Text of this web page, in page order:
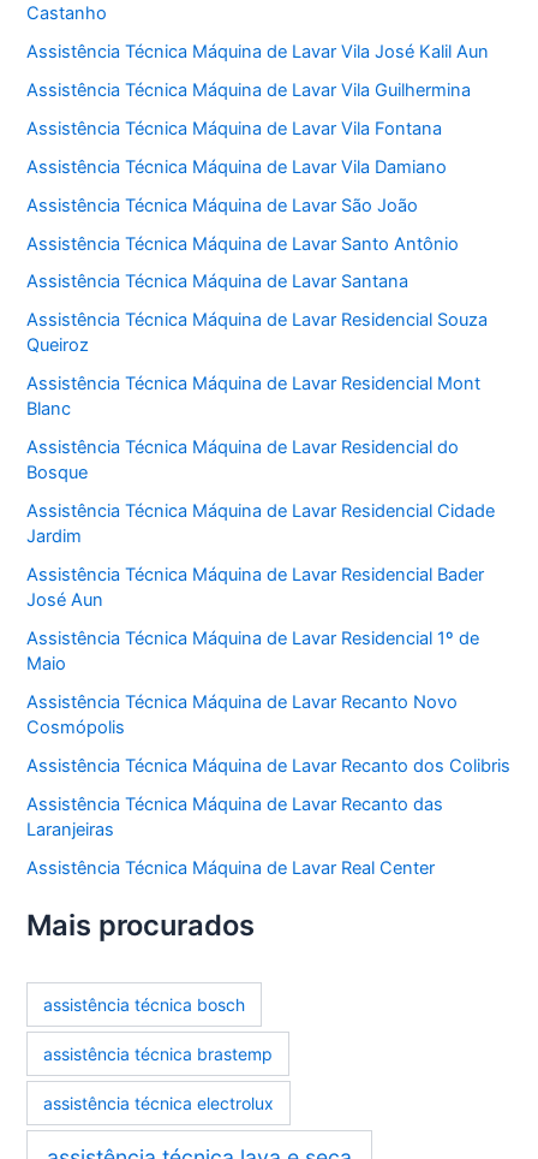
Castanho
Assistência Técnica Máquina de Lavar Vila José Kalil Aun
Assistência Técnica Máquina de Lavar Vila Guilhermina
Assistência Técnica Máquina de Lavar Vila Fontana
Assistência Técnica Máquina de Lavar Vila Damiano
Assistência Técnica Máquina de Lavar São João
Assistência Técnica Máquina de Lavar Santo Antônio
Assistência Técnica Máquina de Lavar Santana
Assistência Técnica Máquina de Lavar Residencial Souza
Queiroz
Assistência Técnica Máquina de Lavar Residencial Mont
Blanc
Assistência Técnica Máquina de Lavar Residencial do
Bosque
Assistência Técnica Máquina de Lavar Residencial Cidade
Jardim
Assistência Técnica Máquina de Lavar Residencial Bader
José Aun
Assistência Técnica Máquina de Lavar Residencial 1º de
Maio
Assistência Técnica Máquina de Lavar Recanto Novo
Cosmópolis
Assistência Técnica Máquina de Lavar Recanto dos Colibris
Assistência Técnica Máquina de Lavar Recanto das
Laranjeiras
Assistência Técnica Máquina de Lavar Real Center
Mais procurados
assistência técnica bosch
assistência técnica brastemp
assistência técnica electrolux